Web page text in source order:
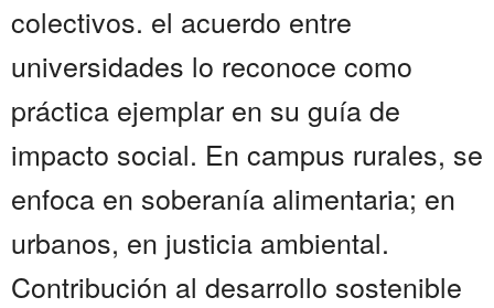
colectivos. el acuerdo entre
universidades lo reconoce como
práctica ejemplar en su guía de
impacto social. En campus rurales, se
enfoca en soberanía alimentaria; en
urbanos, en justicia ambiental.
Contribución al desarrollo sostenible